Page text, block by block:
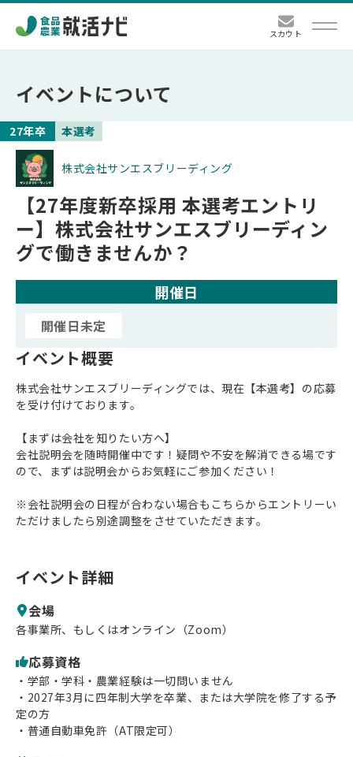
スカウト
メニュー
企業一覧
本選考
説明会・セミナー
インターン
会社見学
ログイン
イベントについて
27年卒 本選考
株式会社サンエスブリーディング
【27年度新卒採用 本選考エントリ
ー】株式会社サンエスブリーディン
グで働きませんか？
開催日
開催日未定
イベント概要
株式会社サンエスブリーディングでは、現在【本選考】の応募
を受け付けております。
【まずは会社を知りたい方へ】
会社説明会を随時開催中です！疑問や不安を解消できる場です
ので、まずは説明会からお気軽にご参加ください！
※会社説明会の日程が合わない場合もこちらからエントリーい
ただけましたら別途調整をさせていただきます。
イベント詳細
会場
各事業所、もしくはオンライン（Zoom）
応募資格
・学部・学科・農業経験は一切問いません
・2027年3月に四年制大学を卒業、または大学院を修了する予
定の方
・普通自動車免許（AT限定可）